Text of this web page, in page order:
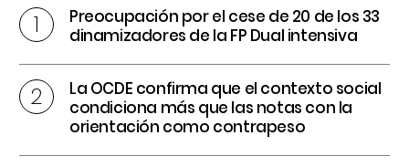
Preocupación por el cese de 20 de los 33
dinamizadores de la FP Dual intensiva
La OCDE confirma que el contexto social
condiciona más que las notas con la
orientación como contrapeso